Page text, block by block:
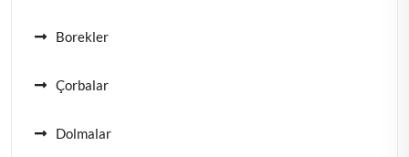
Borekler
Çorbalar
Dolmalar